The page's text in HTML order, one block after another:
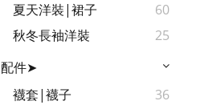
夏天洋裝|裙子
60
秋冬長袖洋裝
25
配件➤
襪套|襪子
36